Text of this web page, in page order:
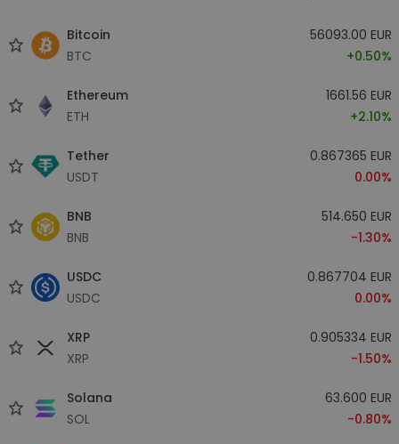
Bitcoin
BTC
56093.00 EUR
+0.50%
Ethereum
ETH
1661.56 EUR
+2.10%
Tether
USDT
0.867365 EUR
0.00%
BNB
BNB
514.650 EUR
-1.30%
USDC
USDC
0.867704 EUR
0.00%
XRP
XRP
0.905334 EUR
-1.50%
Solana
SOL
63.600 EUR
-0.80%